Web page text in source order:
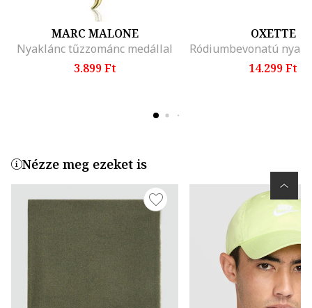
MARC MALONE
Nyaklánc tűzzománc medállal
3.899 Ft
OXETTE
14.299 Ft
Nézze meg ezeket is